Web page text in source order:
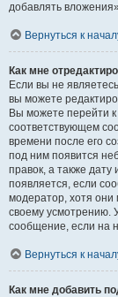
добавлять
Вернуться к
Как мне
Если вы не
вы можете
Вы можете перейти
соответствующем
времени после его
под ним появится
правок, а также
появляется, если
модератор, хотя они
своему усмотрению.
сообщение, если на
Вернуться к
Как мне добавить